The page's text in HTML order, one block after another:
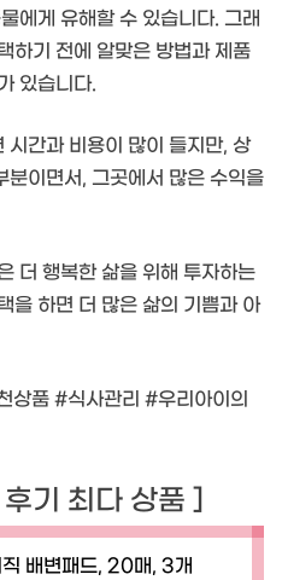
에게 유해할 수 있습니다. 그래
하기 전에 알맞은 방법과 제품
있습니다.
시간과 비용이 많이 들지만, 상
분이면서, 그곳에서 많은 수익을
더 행복한 삶을 위해 투자하는
을 하면 더 많은 삶의 기쁨과 아
상품 #식사관리 #우리아이의
기 최다 상품 ]
배변패드, 20매, 3개